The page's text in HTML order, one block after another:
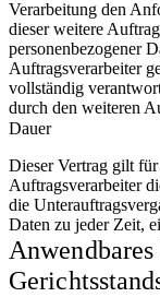
Verarbeitung den
dieser weitere
personenbezogener
Auftragsverarbeiter
vollständig
durch den weiteren
Dauer
Dieser Vertrag gilt
Auftragsverarbeiter
die
Daten zu jeder Zeit,